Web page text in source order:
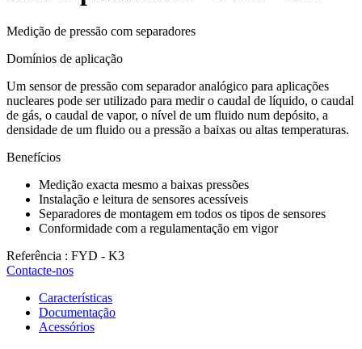
Medição de pressão com separadores
Domínios de aplicação
Um sensor de pressão com separador analógico para aplicações
nucleares pode ser utilizado para medir o caudal de líquido, o caudal
de gás, o caudal de vapor, o nível de um fluido num depósito, a
densidade de um fluido ou a pressão a baixas ou altas temperaturas.
Benefícios
Medição exacta mesmo a baixas pressões
Instalação e leitura de sensores acessíveis
Separadores de montagem em todos os tipos de sensores
Conformidade com a regulamentação em vigor
Referência : FYD - K3
Contacte-nos
Características
Documentação
Acessórios